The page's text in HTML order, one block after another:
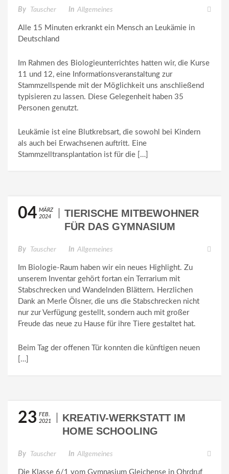
By Tauscher In Allgemeines
Alle 15 Minuten erkrankt ein Mensch an Leukämie in
Deutschland
Im Rahmen des Biologieunterrichtes hatten wir, die Kurse
11 und 12, eine Informationsveranstaltung zur
Stammzellspende mit der Möglichkeit uns anschließend
typisieren zu lassen. Diese Gelegenheit haben 35
Personen genutzt.
Leukämie ist eine Blutkrebsart, die sowohl bei Kindern
als auch bei Erwachsenen auftritt. Eine
Stammzelltransplantation ist für die […]
04 MÄRZ
2024
TIERISCHE MITBEWOHNER
FÜR DAS GYMNASIUM
RABBELN
By Tauscher In Allgemeines
Im Biologie-Raum haben wir ein neues Highlight. Zu
unserem Inventar gehört fortan ein Terrarium mit
Stabschrecken und Wandelnden Blättern. Herzlichen
Dank an Merle Ölsner, die uns die Stabschrecken nicht
nur zur Verfügung gestellt, sondern auch mit großer
Freude das neue zu Hause für ihre Tiere gestaltet hat.
Beim Tag der offenen Tür konnten die künftigen neuen
[…]
23 FEB.
2021
KREATIV-WERKSTATT IM
HOME SCHOOLING
By Tauscher In Allgemeines
Die Klasse 6/1 vom Gymnasium Gleichense in Ohrdruf